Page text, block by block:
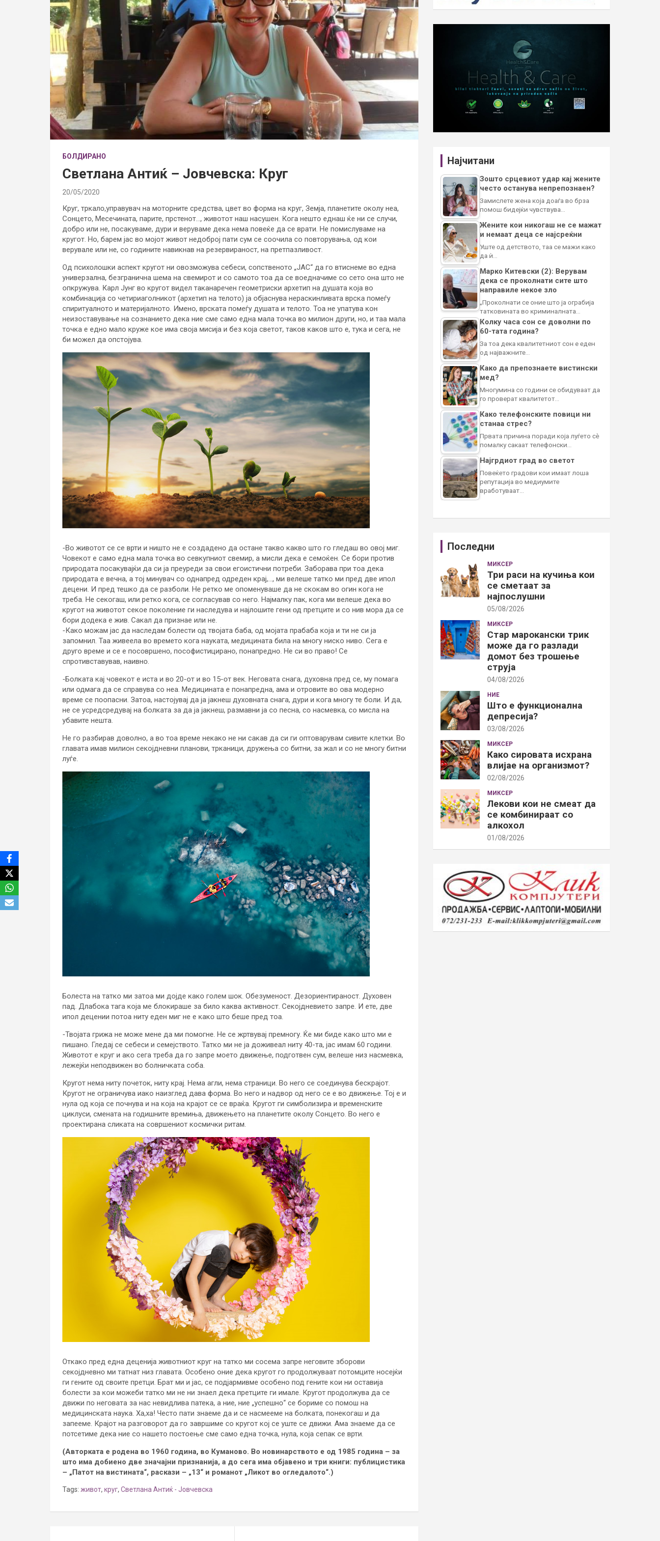
БОЛДИРАНО
Светлана Антиќ – Јовчевска: Круг
20/05/2020
Круг, тркало,управувач на моторните средства, цвет во форма на круг, Земја, планетите околу неа,
Сонцето, Месечината, парите, прстенот…, животот наш насушен. Кога нешто еднаш ќе ни се случи,
добро или не, посакуваме, дури и веруваме дека нема повеќе да се врати. Не помислуваме на
кругот. Но, барем јас во мојот живот недоброј пати сум се соочила со повторувања, од кои
верувале или не, со годините навикнав на резервираност, на претпазливост.
Од психолошки аспект кругот ни овозможува себеси, сопственото „ЈАС“ да го втиснеме во една
универзална, безгранична шема на свемирот и со самото тоа да се воедначиме со сето она што не
опкружува. Карл Јунг во кругот видел таканаречен геометриски архетип на душата која во
комбинација со четириаголникот (архетип на телото) ја објаснува нераскинливата врска помеѓу
спиритуалното и материјалното. Имено, врската помеѓу душата и телото. Тоа не упатува кон
неизоставување на сознанието дека ние сме само една мала точка во милион други, но, и таа мала
точка е едно мало круже кое има своја мисија и без која светот, таков каков што е, тука и сега, не
би можел да опстојува.
-Во животот се се врти и ништо не е создадено да остане такво какво што го гледаш во овој миг.
Човекот е само една мала точка во севкупниот свемир, а мисли дека е семоќен. Се бори против
природата посакувајќи да си ја преуреди за свои егоистични потреби. Заборава при тоа дека
природата е вечна, а тој минувач со однапред одреден крај,…, ми велеше татко ми пред две ипол
децени. И пред тешко да се разболи. Не ретко ме опоменуваше да не скокам во огин кога не
треба. Не секогаш, или ретко кога, се согласував со него. Најмалку пак, кога ми велеше дека во
кругот на животот секое поколение ги наследува и најлошите гени од претците и со нив мора да се
бори додека е жив. Сакал да признае или не.
-Како можам јас да наследам болести од твојата баба, од мојата прабаба која и ти не си ја
запомнил. Таа живеела во времето кога науката, медицината била на многу ниско ниво. Сега е
друго време и се е посовршено, пософистицирано, понапредно. Не си во право! Се
спротивставував, наивно.
-Болката кај човекот е иста и во 20-от и во 15-от век. Неговата снага, духовна пред се, му помага
или одмага да се справува со неа. Медицината е понапредна, ама и отровите во ова модерно
време се поопасни. Затоа, настојувај да ја јакнеш духовната снага, дури и кога многу те боли. И да,
не се усредсредувај на болката за да ја јакнеш, размавни ја со песна, со насмевка, со мисла на
убавите нешта.
Не го разбирав доволно, а во тоа време некако не ни сакав да си ги оптоварувам сивите клетки. Во
главата имав милион секојдневни планови, трканици, дружења со битни, за жал и со не многу битни
луѓе.
Болеста на татко ми затоа ми дојде како голем шок. Обезуменост. Дезориентираност. Духовен
пад. Длабока тага која ме блокираше за било каква активност. Секојдневието запре. И ете, две
ипол децении потоа ниту еден миг не е како што беше пред тоа.
-Твојата грижа не може мене да ми помогне. Не се жртвувај премногу. Ќе ми биде како што ми е
пишано. Гледај се себеси и семејството. Татко ми не ја доживеал ниту 40-та, јас имам 60 години.
Животот е круг и ако сега треба да го запре моето движење, подготвен сум, велеше низ насмевка,
лежејќи неподвижен во болничката соба.
Кругот нема ниту почеток, ниту крај. Нема агли, нема страници. Во него се соединува бескрајот.
Кругот не ограничува иако наизглед дава форма. Во него и надвор од него се е во движење. Тој е и
нула од која се почнува и на која на крајот се се враќа. Кругот ги симболизира и временските
циклуси, смената на годишните времиња, движењето на планетите околу Сонцето. Во него е
проектирана сликата на совршениот космички ритам.
Откако пред една деценија животниот круг на татко ми сосема запре неговите зборови
секојдневно ми татнат низ главата. Особено оние дека кругот го продолжуваат потомците носејќи
ги гените од своите претци. Брат ми и јас, се подјармивме особено под гените кои ни оставија
болести за кои можеби татко ми не ни знаел дека претците ги имале. Кругот продолжува да се
движи по неговата за нас невидлива патека, а ние, ние „успешно“ се бориме со помош на
медицинската наука. Ха,ха! Често пати знаеме да и се насмееме на болката, понекогаш и да
запееме. Крајот на разговорот да го завршиме со кругот кој се уште се движи. Ама знаеме да се
потсетиме дека ние со нашето постоење сме само една точка, нула, која сепак се врти.
(Авторката е родена во 1960 година, во Куманово. Во новинарството е од 1985 година – за
што има добиено две значајни признанија, а до сега има објавено и три книги: публицистика
– „Патот на вистината“, раскази – „13“ и романот „Ликот во огледалото“.)
Tags: живот, круг, Светлана Антиќ - Јовчевска
Најчитани
Зошто срцевиот удар кај жените
често останува непрепознаен?
Замислете жена која доаѓа во брза
помош бидејќи чувствува…
Жените кои никогаш не се мажат
и немаат деца се најсреќни
Уште од детството, таа се мажи како
да ѝ…
Марко Китевски (2): Верувам
дека се проколнати сите што
направиле некое зло
„Проколнати се оние што ја ограбија
татковината во криминалната…
Колку часа сон се доволни по
60-тата година?
За тоа дека квалитетниот сон е еден
од најважните…
Како да препознаете вистински
мед?
Многумина со години се обидуваат да
го проверат квалитетот…
Како телефонските повици ни
станаа стрес?
Првата причина поради која луѓето сè
помалку сакаат телефонски…
Најгрдиот град во светот
Повеќето градови кои имаат лоша
репутација во медиумите
вработуваат…
Последни
МИКСЕР
Три раси на кучиња кои
се сметаат за
најпослушни
05/08/2026
МИКСЕР
Стар марокански трик
може да го разлади
домот без трошење
струја
04/08/2026
НИЕ
Што е функционална
депресија?
03/08/2026
МИКСЕР
Како сировата исхрана
влијае на организмот?
02/08/2026
МИКСЕР
Лекови кои не смеат да
се комбинираат со
алкохол
01/08/2026